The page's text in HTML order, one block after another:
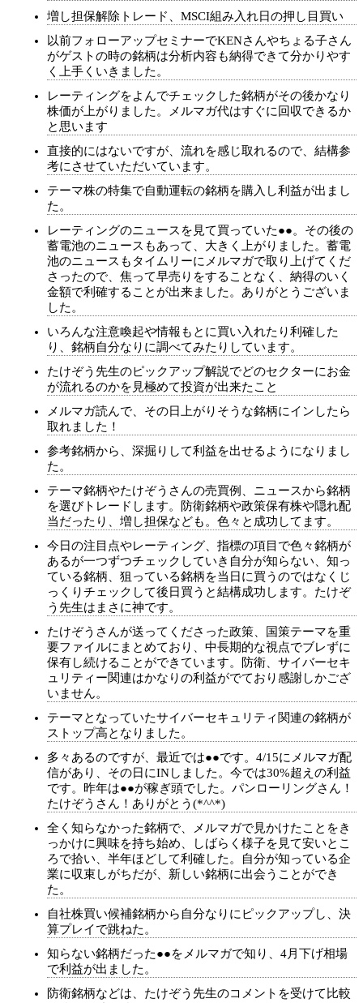
増し担保解除トレード、MSCI組み入れ日の押し目買い
以前フォローアップセミナーでKENさんやちょる子さん
がゲストの時の銘柄は分析内容も納得できて分かりやす
く上手くいきました。
レーティングをよんでチェックした銘柄がその後かなり
株価が上がりました。メルマガ代はすぐに回収できるか
と思います
直接的にはないですが、流れを感じ取れるので、結構参
考にさせていただいています。
テーマ株の特集で自動運転の銘柄を購入し利益が出まし
た。
レーティングのニュースを見て買っていた●●。その後の
蓄電池のニュースもあって、大きく上がりました。蓄電
池のニュースもタイムリーにメルマガで取り上げてくだ
さったので、焦って早売りをすることなく、納得のいく
金額で利確することが出来ました。ありがとうございま
した。
いろんな注意喚起や情報もとに買い入れたり利確した
り、銘柄自分なりに調べてみたりしています。
たけぞう先生のピックアップ解説でどのセクターにお金
が流れるのかを見極めて投資が出来たこと
メルマガ読んで、その日上がりそうな銘柄にインしたら
取れました！
参考銘柄から、深掘りして利益を出せるようになりまし
た。
テーマ銘柄やたけぞうさんの売買例、ニュースから銘柄
を選びトレードします。防衛銘柄や政策保有株や隠れ配
当だったり、増し担保なども。色々と成功してます。
今日の注目点やレーティング、指標の項目で色々銘柄が
あるが一つずつチェックしていき自分が知らない、知っ
ている銘柄、狙っている銘柄を当日に買うのではなくじ
っくりチェックして後日買うと結構成功します。たけぞ
う先生はまさに神です。
たけぞうさんが送ってくださった政策、国策テーマを重
要ファイルにまとめており、中長期的な視点でブレずに
保有し続けることができています。防衛、サイバーセキ
ュリティー関連はかなりの利益がでており感謝しかござ
いません。
テーマとなっていたサイバーセキュリティ関連の銘柄が
ストップ高となりました。
多々あるのですが、最近では●●です。4/15にメルマガ配
信があり、その日にINしました。今では30%超えの利益
です。昨年は●●が稼ぎ頭でした。パンローリングさん！
たけぞうさん！ありがとう(*^^*)
全く知らなかった銘柄で、メルマガで見かけたことをき
っかけに興味を持ち始め、しばらく様子を見て安いとこ
ろで拾い、半年ほどして利確した。自分が知っている企
業に収束しがちだが、新しい銘柄に出会うことができ
た。
自社株買い候補銘柄から自分なりにピックアップし、決
算プレイで跳ねた。
知らない銘柄だった●●をメルマガで知り、4月下げ相場
で利益が出ました。
防衛銘柄などは、たけぞう先生のコメントを受けて比較